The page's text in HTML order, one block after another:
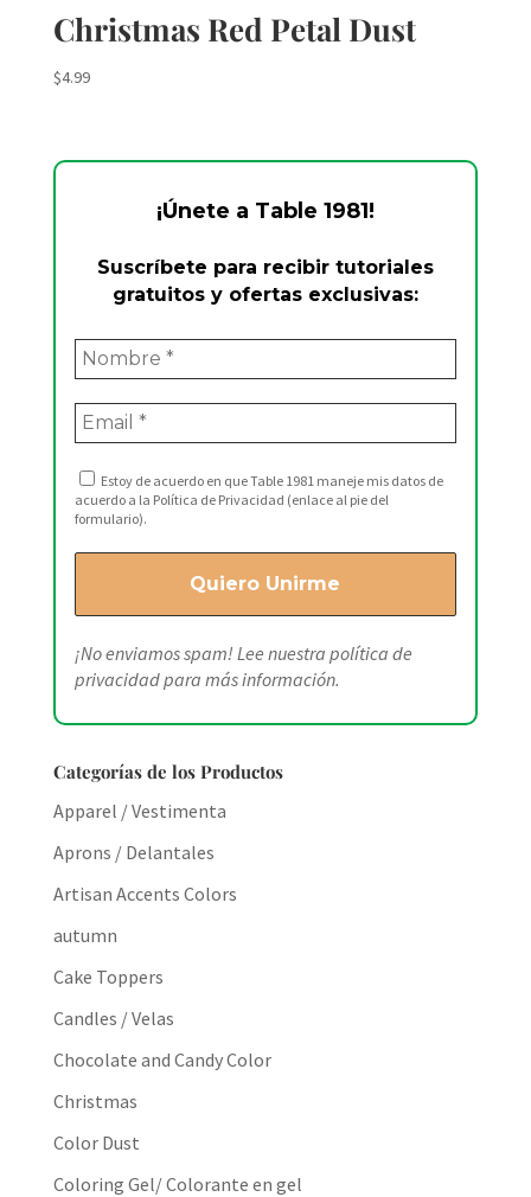
Christmas Red Petal Dust
$4.99
¡Únete a Table 1981!
Suscríbete para recibir tutoriales
gratuitos y ofertas exclusivas:
Estoy de acuerdo en que Table 1981 maneje mis datos de
acuerdo a la Política de Privacidad (enlace al pie del
formulario).
¡No enviamos spam! Lee nuestra política de
privacidadpara más información.
Categorías de los Productos
Apparel / Vestimenta
Aprons / Delantales
Artisan Accents Colors
autumn
Cake Toppers
Candles / Velas
Chocolate and Candy Color
Christmas
Color Dust
Coloring Gel/ Colorante en gel